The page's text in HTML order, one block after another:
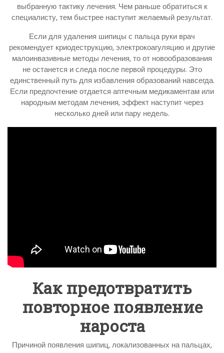
выбранную тактику лечения. Чем раньше обратиться к
специалисту, тем быстрее наступит желаемый результат.
Если для удаления шипицы с пальца руки врач
рекомендует криодеструкцию, электрокоагуляцию и другие
малоинвазивные методы лечения, то от новообразования
не останется и следа после первой процедуры. Это
единственный путь для избавления образований навсегда.
Если предпочтение отдается аптечным медикаментам или
народным методам лечения, эффект наступит через
несколько дней или пару недель.
Как предотвратить
повторное появление
нароста
Причиной появления шипиц, локализованных на пальцах,